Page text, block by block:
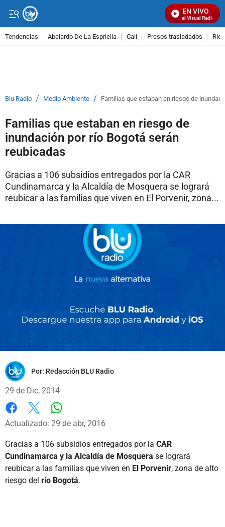
EN VIVO
Señal Visual Radio
Tendencias: Abelardo De La Espriella Cali Presos trasladados
Blu Radio / Medio Ambiente / Familias que estaban en riesgo de
Familias que estaban en riesgo de
inundación por río Bogotá serán
reubicadas
Gracias a 106 subsidios entregados por la CAR
Cundinamarca y la Alcaldía de Mosquera se logrará
reubicar a las familias que viven en El Porvenir, zona...
Por: Redacción BLU Radio
29 de Dic, 2014
Facebook
X
Actualizado: 29 de abr, 2016
Gracias a 106 subsidios entregados por la CAR
Cundinamarca y la Alcaldía de Mosquera se logrará
reubicar a las familias que viven en El Porvenir, zona de alto
riesgo del río Bogotá.